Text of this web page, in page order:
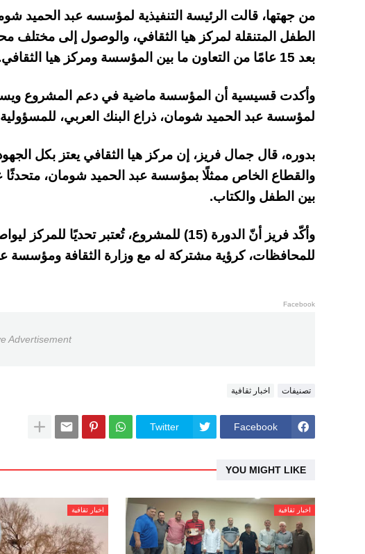
من جهتها، قالت الرئيسة التنفيذية لمؤسسه عبد الحميد
الطفل المتنقلة لمركز هيا الثقافي، والوصول إلى
بعد 15 عامًا من التعاون ما بين المؤسسة ومركز هيا الثقافي.
وأكدت قسيسية أن المؤسسة ماضية في دعم المشروع
لمؤسسة عبد الحميد شومان، ذراع البنك العربي، للمسؤولية
بدوره، قال جمال فريز، إن مركز هيا الثقافي يعتز بكل
والقطاع الخاص ممثلًا بمؤسسة عبد الحميد شومان، متحدثًا
بين الطفل والكتاب.
وأكّد فريز أنّ الدورة (15) للمشروع، تُعتبر
للمحافظات، كرؤية مشتركة له مع وزارة الثقافة ومؤسسة
Facebook
Advertisement
تصنيفات اخبار ثقافية
Facebook
Twitter
YOU MIGHT LIKE
اخبار ثقافية اخبار ثقافية